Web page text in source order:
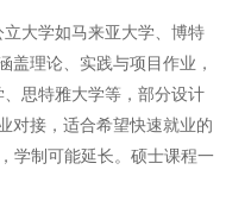
大学如马来亚大学、博特
盖理论、实践与项目作业，
思特雅大学等，部分设计
对接，适合希望快速就业的
学制可能延长。硕士课程一